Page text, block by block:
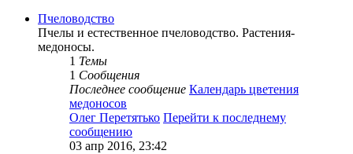
Пчеловодство
Пчелы и естественное пчеловодство. Растения-
медоносы.
1 Темы
1 Сообщения
Последнее сообщение Календарь цветения
медоносов
Олег Перетятько Перейти к последнему
сообщению
03 апр 2016, 23:42